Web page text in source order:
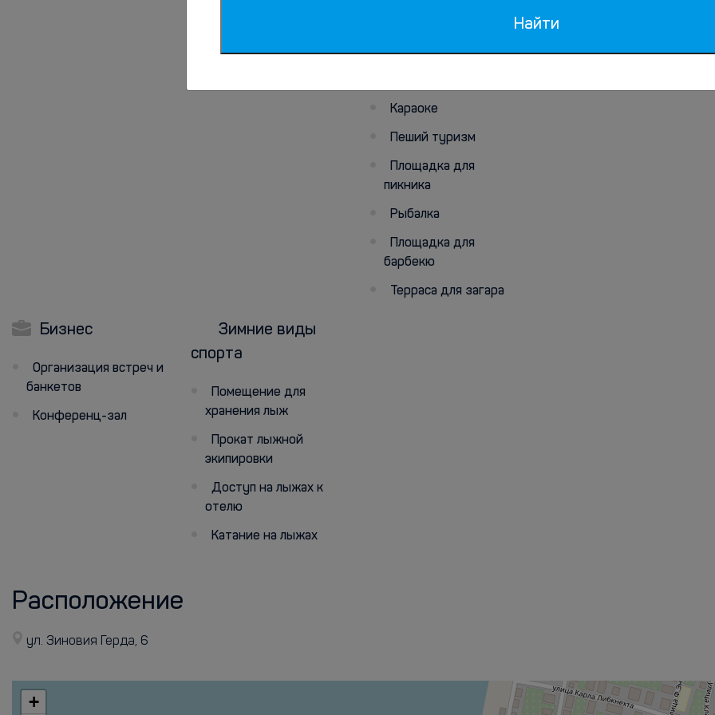
Караоке
Пеший туризм
Площадка для
пикника
Рыбалка
Площадка для
барбекю
Терраса для загара
Бизнес
Организация встреч и
банкетов
Конференц-зал
Зимние виды
спорта
Помещение для
хранения лыж
Прокат лыжной
экипировки
Доступ на лыжах к
отелю
Катание на лыжах
Расположение
ул. Зиновия Герда, 6
+
Найти